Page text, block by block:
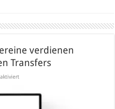
verdienen
Transfers
für
Bundesliga-